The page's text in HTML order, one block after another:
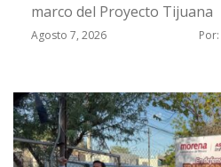
marco del Proyecto Tijuana
Agosto 7, 2026 Por: